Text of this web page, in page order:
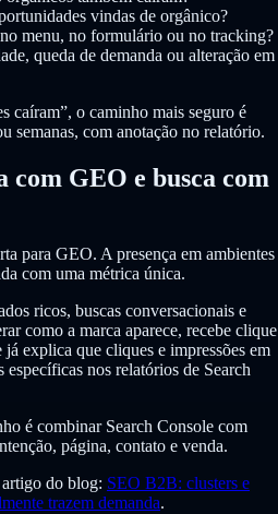
vindas de orgânico?
menu, no formulário ou no tracking?
queda de demanda ou alteração em
caíram”, o caminho mais seguro é
semanas, com anotação no relatório.
com GEO e busca com
para GEO. A presença em ambientes
com uma métrica única.
ricos, buscas conversacionais e
como a marca aparece, recebe clique
explica que cliques e impressões em
nos relatórios de Search
é combinar Search Console com
página, contato e venda.
do blog: SEO B2B: clusters e
trazem demanda.